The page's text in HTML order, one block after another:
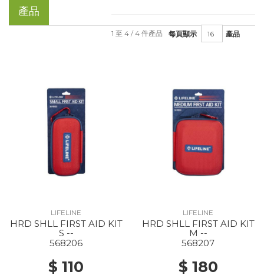
產品
每頁顯示 產品
1 至 4 / 4 件產品
LIFELINE
HRD SHLL FIRST AID KIT
S --
568206
$ 110
LIFELINE
HRD SHLL FIRST AID KIT
M --
568207
$ 180